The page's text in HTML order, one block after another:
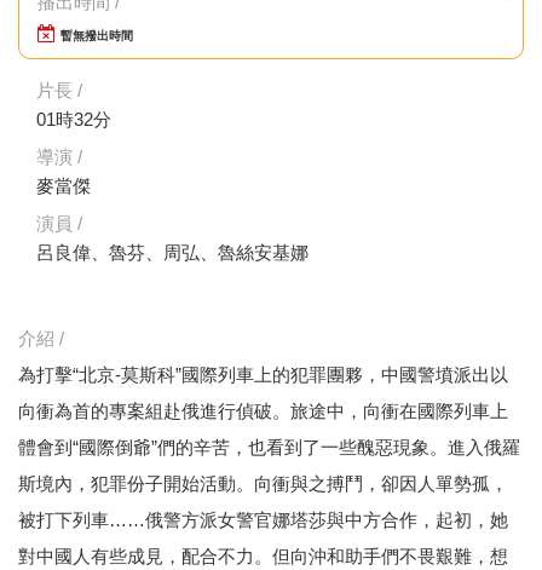
暫無撥出時間
片長 /
01時32分
導演 /
麥當傑
演員 /
呂良偉、魯芬、周弘、魯絲安基娜
介紹 /
為打擊“北京-莫斯科”國際列車上的犯罪團夥，中國警墳派出以
向衝為首的專案組赴俄進行偵破。旅途中，向衝在國際列車上
體會到“國際倒爺”們的辛苦，也看到了一些醜惡現象。進入俄羅
斯境內，犯罪份子開始活動。向衝與之搏鬥，卻因人單勢孤，
被打下列車……俄警方派女警官娜塔莎與中方合作，起初，她
對中國人有些成見，配合不力。但向沖和助手們不畏艱難，想